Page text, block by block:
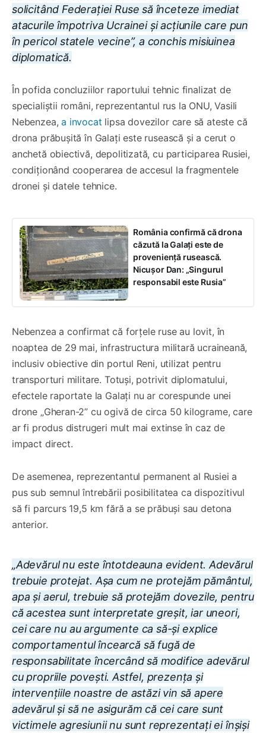
solicitând Federației Ruse să înceteze imediat
atacurile împotriva Ucrainei și acțiunile care pun
în pericol statele vecine”, a conchis misiuinea
diplomatică.
În pofida concluziilor raportului tehnic finalizat de
specialiștii români, reprezentantul rus la ONU, Vasili
Nebenzea,a invocat lipsa dovezilor care să ateste că
drona prăbușită în Galați este rusească și a cerut o
anchetă obiectivă, depolitizată, cu participarea Rusiei,
condiționând cooperarea de accesul la fragmentele
dronei și datele tehnice.
România confirmă că drona
căzută la Galați este de
proveniență rusească.
Nicușor Dan: „Singurul
responsabil este Rusia”
Nebenzea a confirmat că forțele ruse au lovit, în
noaptea de 29 mai, infrastructura militară ucraineană,
inclusiv obiective din portul Reni, utilizat pentru
transporturi militare. Totuși, potrivit diplomatului,
efectele raportate la Galați nu ar corespunde unei
drone „Gheran-2” cu ogivă de circa 50 kilograme, care
ar fi produs distrugeri mult mai extinse în caz de
impact direct.
De asemenea, reprezentantul permanent al Rusiei a
pus sub semnul întrebării posibilitatea ca dispozitivul
să fi parcurs 19,5 km fără a se prăbuși sau detona
anterior.
„Adevărul nu este întotdeauna evident. Adevărul
trebuie protejat. Așa cum ne protejăm pământul,
apa și aerul, trebuie să protejăm dovezile, pentru
că acestea sunt interpretate greșit, iar uneori,
cei care nu au argumente ca să-şi explice
comportamentul încearcă să fugă de
responsabilitate încercând să modifice adevărul
cu propriile povești. Astfel, prezența și
intervențiile noastre de astăzi vin să apere
adevărul și să ne asigurăm că cei care sunt
victimele agresiunii nu sunt reprezentați ei înșiși